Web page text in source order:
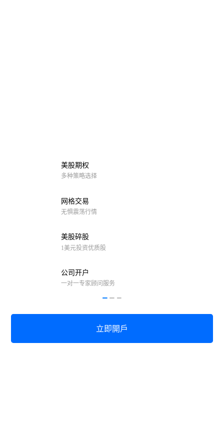
美股期权
多种策略选择
网格交易
无惧震荡行情
美股碎股
1美元投资优质股
公司开户
一对一专家顾问服务
立即開戶